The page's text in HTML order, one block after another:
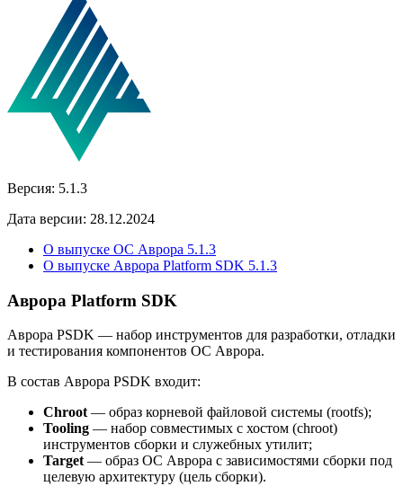
Версия: 5.1.3
Дата версии: 28.12.2024
О выпуске ОС Аврора 5.1.3
О выпуске Аврора Platform SDK 5.1.3
Аврора Platform SDK
Аврора PSDK — набор инструментов для разработки, отладки
и тестирования компонентов ОС Аврора.
В состав Аврора PSDK входит:
Chroot— образ корневой файловой системы (rootfs);
Tooling — набор совместимых с хостом (chroot)
инструментов сборки и служебных утилит;
Target— образ ОС Аврора с зависимостями сборки под
целевую архитектуру (цель сборки).